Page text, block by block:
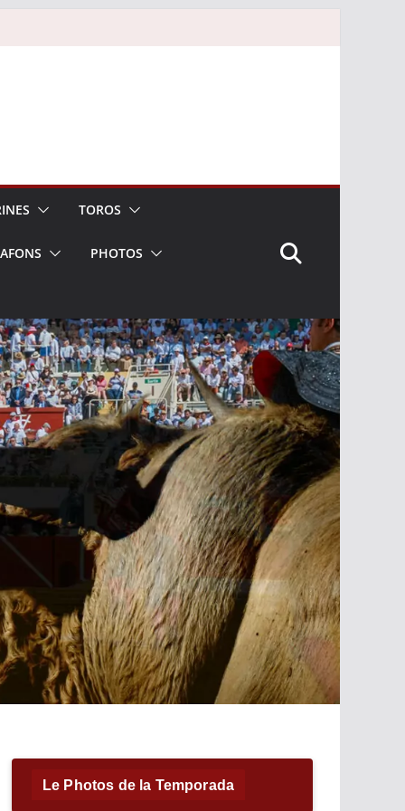
TOROS
PHOTOS
Le Photos de la Temporada